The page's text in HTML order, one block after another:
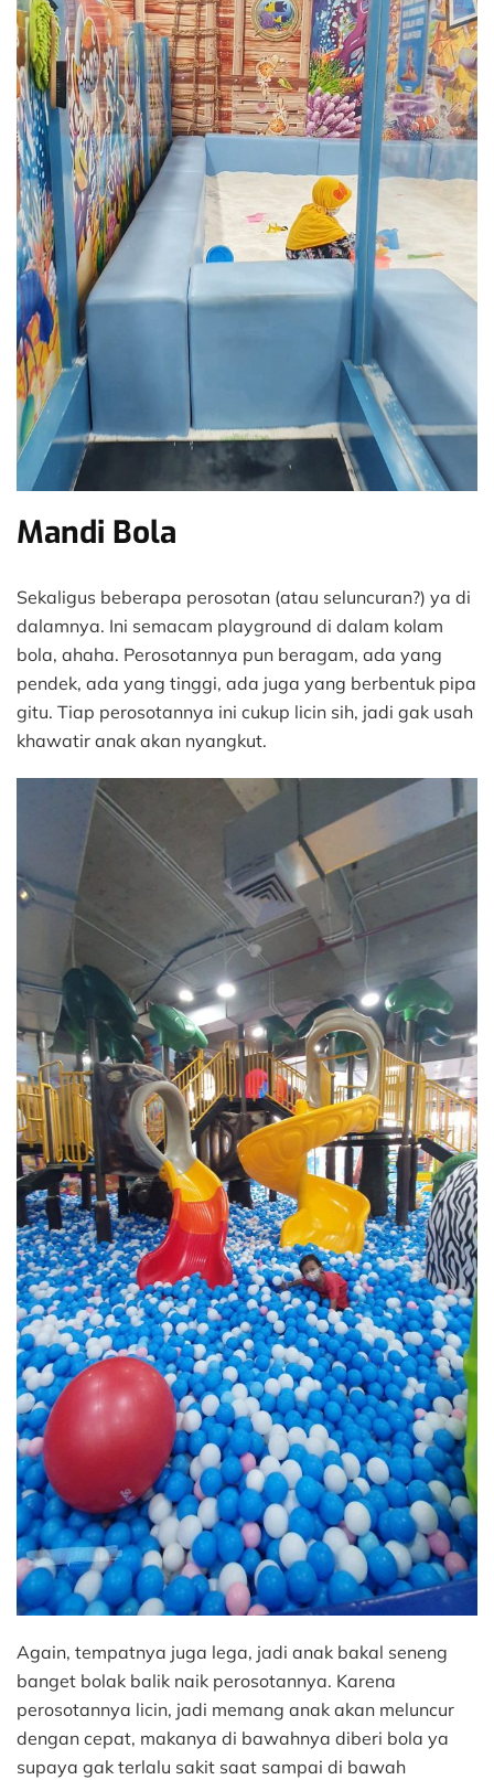
Mandi Bola
Sekaligus beberapa perosotan (atau seluncuran?) ya di
dalamnya. Ini semacam playground di dalam kolam
bola, ahaha. Perosotannya pun beragam, ada yang
pendek, ada yang tinggi, ada juga yang berbentuk pipa
gitu. Tiap perosotannya ini cukup licin sih, jadi gak usah
khawatir anak akan nyangkut.
Again, tempatnya juga lega, jadi anak bakal seneng
banget bolak balik naik perosotannya. Karena
perosotannya licin, jadi memang anak akan meluncur
dengan cepat, makanya di bawahnya diberi bola ya
supaya gak terlalu sakit saat sampai di bawah